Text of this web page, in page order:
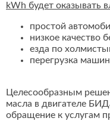
kWh будет оказывать
простой
низкое качество
езда по
перегрузка
Целесообразным
масла в двигателе
обращение к услугам